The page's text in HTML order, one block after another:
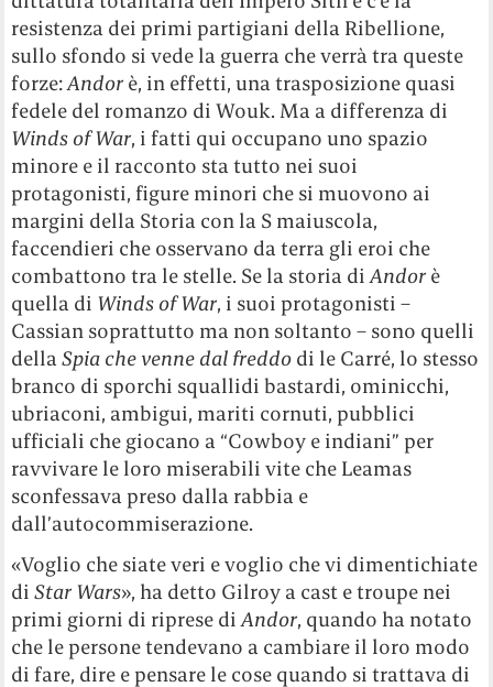
resistenza dei primi partigiani della Ribellione,
sullo sfondo si vede la guerra che verrà tra queste
forze:Andor è, in effetti, una trasposizione quasi
fedele del romanzo di Wouk. Ma a differenza di
Winds of War, i fatti qui occupano uno spazio
minore e il racconto sta tutto nei suoi
protagonisti, figure minori che si muovono ai
margini della Storia con la S maiuscola,
faccendieri che osservano da terra gli eroi che
combattono tra le stelle. Se la storia diAndor è
quella di Winds of War, i suoi protagonisti –
Cassian soprattutto ma non soltanto – sono quelli
dellaSpia che venne dal freddo di le Carré, lo stesso
branco di sporchi squallidi bastardi, ominicchi,
ubriaconi, ambigui, mariti cornuti, pubblici
ufficiali che giocano a “Cowboy e indiani” per
ravvivare le loro miserabili vite che Leamas
sconfessava preso dalla rabbia e
dall’autocommiserazione.
«Voglio che siate veri e voglio che vi dimentichiate
diStar Wars», ha detto Gilroy a cast e troupe nei
primi giorni di riprese diAndor, quando ha notato
che le persone tendevano a cambiare il loro modo
di fare, dire e pensare le cose quando si trattava di